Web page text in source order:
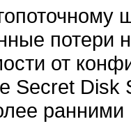
потери
от
Secret
ранними